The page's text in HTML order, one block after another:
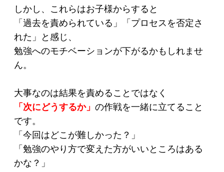
しかし、これらはお子様からすると
「過去を責められている」「プロセスを否定さ
れた」と感じ、
勉強へのモチベーションが下がるかもしれませ
ん。
大事なのは結果を責めることではなく
「次にどうするか」 の作戦を一緒に立てること
です。
「今回はどこが難しかった？」
「勉強のやり方で変えた方がいいところはある
かな？」